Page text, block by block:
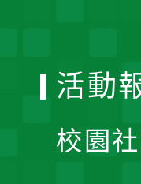
活動
校園